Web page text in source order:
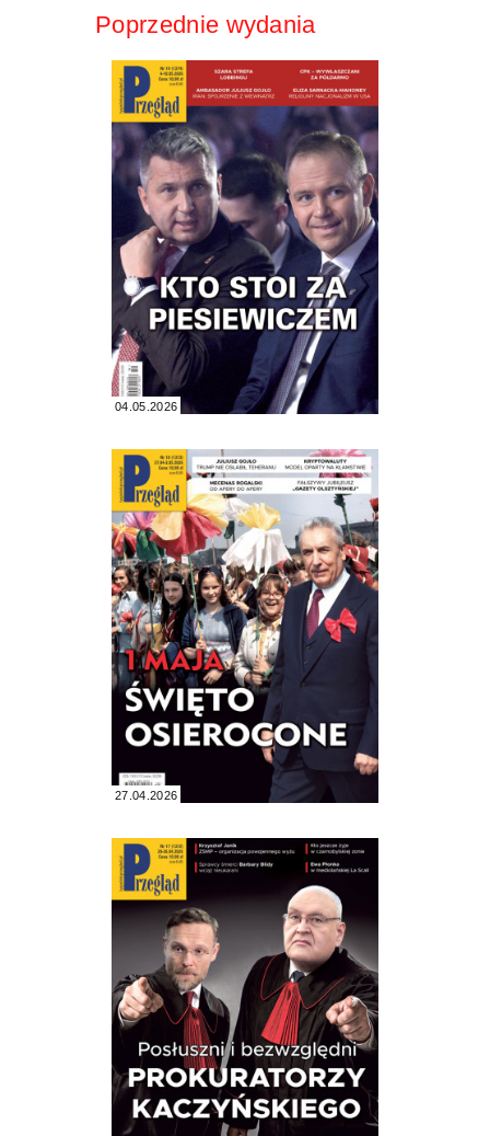
Poprzednie wydania
04.05.2026
27.04.2026